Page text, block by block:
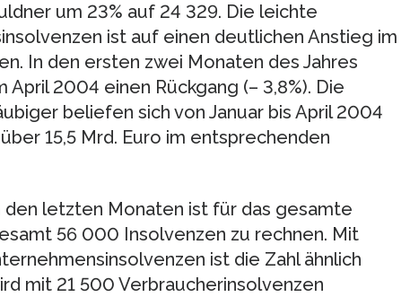
um 23% auf 24 329. Die leichte
ist auf einen deutlichen Anstieg im
In den ersten zwei Monaten des Jahres
2004 einen Rückgang (– 3,8%). Die
beliefen sich von Januar bis April 2004
15,5 Mrd. Euro im entsprechenden
den letzten Monaten ist für das gesamte
56 000 Insolvenzen zu rechnen. Mit
ist die Zahl ähnlich
mit 21 500 Verbraucherinsolvenzen